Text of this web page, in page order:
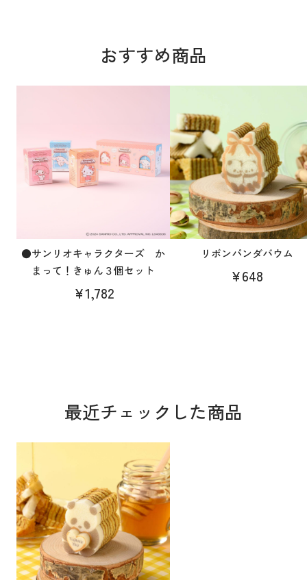
おすすめ商品
●サンリオキャラクターズ か
まって！きゅん３個セット
¥1,782
リボンパンダバウム
¥648
最近チェックした商品